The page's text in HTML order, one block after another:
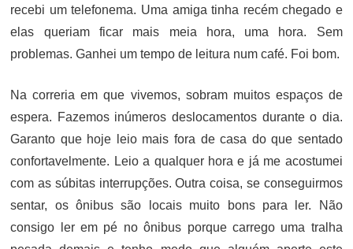
recebi um telefonema. Uma amiga tinha recém chegado e
elas queriam ficar mais meia hora, uma hora. Sem
problemas. Ganhei um tempo de leitura num café. Foi bom.
Na correria em que vivemos, sobram muitos espaços de
espera. Fazemos inúmeros deslocamentos durante o dia.
Garanto que hoje leio mais fora de casa do que sentado
confortavelmente. Leio a qualquer hora e já me acostumei
com as súbitas interrupções. Outra coisa, se conseguirmos
sentar, os ônibus são locais muito bons para ler. Não
consigo ler em pé no ônibus porque carrego uma tralha